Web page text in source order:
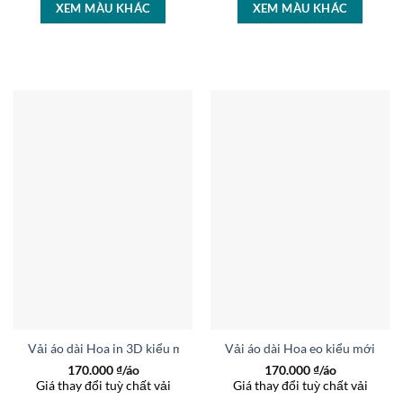
XEM MÀU KHÁC XEM MÀU KHÁC
Vải áo dài Hoa in 3D kiểu mới AD 7641
170.000₫/áo
Giá thay đổi tuỳ chất vải
Vải áo dài Hoa eo kiểu mới AD
170.000₫/áo
Giá thay đổi tuỳ chất vải